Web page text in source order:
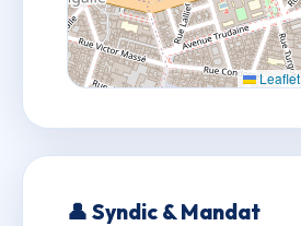
Leaflet
👤 Syndic & Mandat